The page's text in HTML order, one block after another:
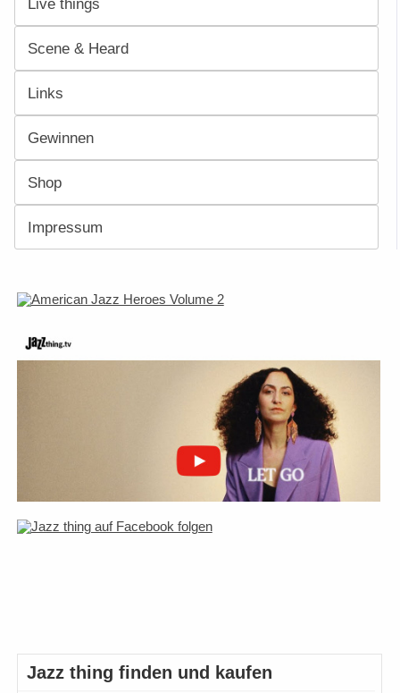
Live things
Scene & Heard
Links
Gewinnen
Shop
Impressum
Jazz thing finden und kaufen